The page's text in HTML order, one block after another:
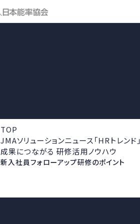
TOP
JMAソリューションニュース「HRトレンド
成果につながる 研修活用ノウハウ
新入社員フォローアップ研修のポイント